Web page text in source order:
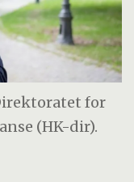
for
(HK-dir).